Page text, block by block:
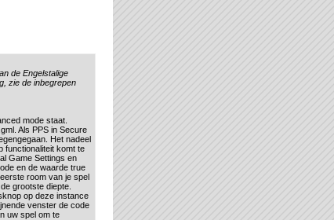
de Engelstalige
zie de inbegrepen
mode staat.
Als PPS in Secure
Het nadeel
functionaliteit komt te
Game Settings en
en de waarde true
room van je spel
grootste diepte.
op deze instance
venster de code
uw spel om te